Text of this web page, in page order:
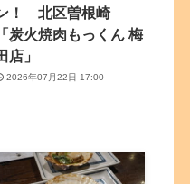
！ 北区曽根崎
「炭火焼肉もっくん 梅
店」
2026年07月22日 17:00